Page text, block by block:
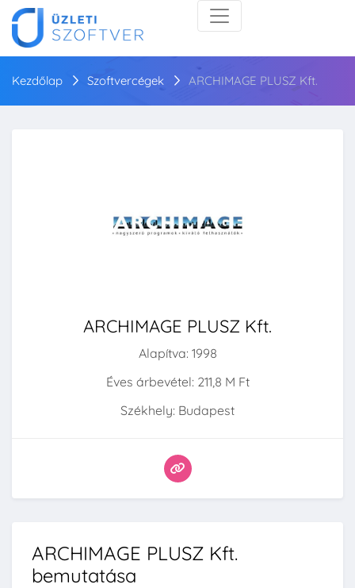
Kezdőlap Szoftvercégek ARCHIMAGE PLUSZ Kft.
ARCHIMAGE PLUSZ Kft.
Alapítva: 1998
Éves árbevétel: 211,8 M Ft
Székhely: Budapest
ARCHIMAGE PLUSZ Kft.
bemutatása